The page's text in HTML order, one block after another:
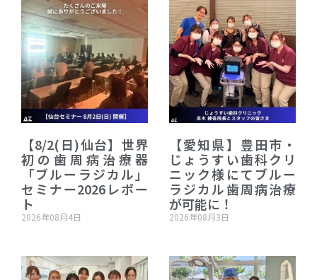
【8/2(日)仙台】世界
初の歯周病治療器
「ブルーラジカル」
セミナー2026レポー
ト
2026年08月4日
【愛知県】豊田市・
じょうすい歯科クリ
ニック様にてブルー
ラジカル歯周病治療
が可能に！
2026年08月3日